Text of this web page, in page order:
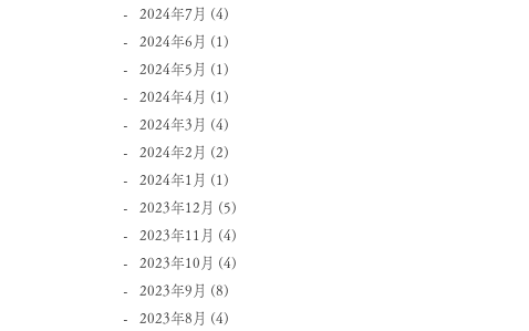
2024年7月 (4)
2024年6月 (1)
2024年5月 (1)
2024年4月 (1)
2024年3月 (4)
2024年2月 (2)
2024年1月 (1)
2023年12月 (5)
2023年11月 (4)
2023年10月 (4)
2023年9月 (8)
2023年8月 (4)